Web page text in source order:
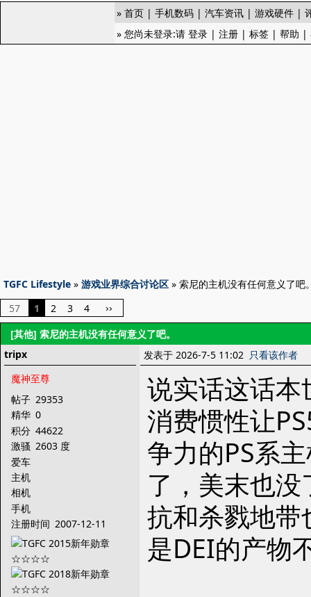
» 首页 | 手机数码 | 汽车资讯 | 游戏硬件 |
» 您尚未登录:请 登录 | 注册 | 标签 | 帮助 |
TGFC Lifestyle » 游戏业界综合讨论区 » 索尼的主机没有任何意义了吧
57
1 2 3 4 ››
[其他] 索尼的主机没有任何意义了吧。
tripx
魔神至尊
帖子 29353
精华 0
积分 44622
激骚 2603 度
爱车
主机
相机
手机
注册时间 2007-12-11
发表于 2026-7-5 11:02 只看该作者
说实话这话本
消费惯性让
争力的PS系
了，美末也
抗和杀戮地
是DEI的产物